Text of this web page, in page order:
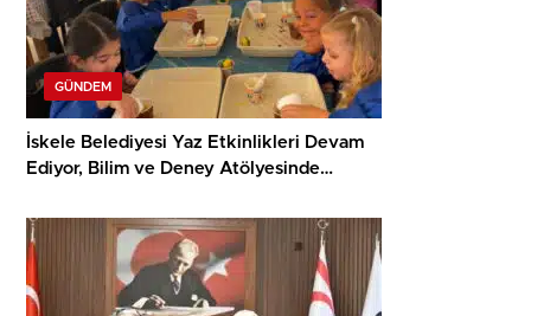
GÜNDEM
İskele Belediyesi Yaz Etkinlikleri Devam
Ediyor, Bilim ve Deney Atölyesinde